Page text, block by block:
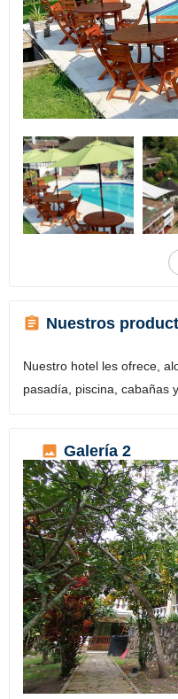
Nuestros
Nuestro hotel les ofrece,
pasadía, piscina, cabañas
Galería 2